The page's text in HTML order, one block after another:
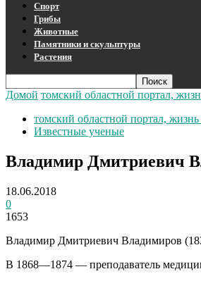
Спорт
Грибы
Животные
Памятники и скульптуры
Растения
Домой томский областной портал,
томский областной портал,
Известные ученые
Владимир Дмитриевич
18.06.2018
0
1653
Владимир Дмитриевич Владимиров
В 1868—1874 — преподаватель